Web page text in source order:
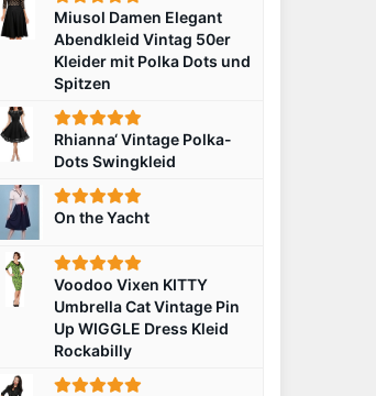
Miusol Damen Elegant
Abendkleid Vintag 50er
Kleider mit Polka Dots und
Spitzen
Rhianna‘ Vintage Polka-
Dots Swingkleid
On the Yacht
Voodoo Vixen KITTY
Umbrella Cat Vintage Pin
Up WIGGLE Dress Kleid
Rockabilly